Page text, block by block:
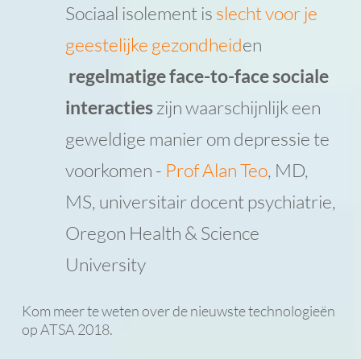
Sociaal isolement is slecht voor je
geestelijke gezondheiden
regelmatige face-to-face sociale
interactieszijn waarschijnlijk een
geweldige manier om depressie te
voorkomen - Prof Alan Teo, MD,
MS, universitair docent psychiatrie,
Oregon Health & Science
University
Kom meer te weten over de nieuwste technologieën
op ATSA 2018.